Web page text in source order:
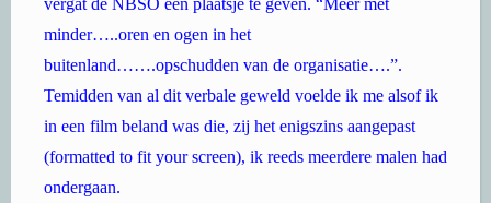
minder…..oren en ogen in het
buitenland…….opschudden van de organisatie….”.
Temidden van al dit verbale geweld voelde ik me alsof ik
in een film beland was die, zij het enigszins aangepast
(formatted to fit your screen), ik reeds meerdere malen had
ondergaan.